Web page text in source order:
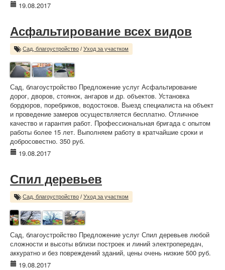
19.08.2017
Асфальтирование всех видов
Сад, благоустройство / Уход за участком
Сад, благоустройство Предложение услуг Асфальтирование
дорог, дворов, стоянок, ангаров и др. объектов. Установка
бордюров, поребриков, водостоков. Выезд специалиста на объект
и проведение замеров осуществляется бесплатно. Отличное
качество и гарантия работ. Профессиональная бригада с опытом
работы более 15 лет. Выполняем работу в кратчайшие сроки и
добросовестно. 350 руб.
19.08.2017
Спил деревьев
Сад, благоустройство / Уход за участком
Сад, благоустройство Предложение услуг Спил деревьев любой
сложности и высоты вблизи построек и линий электропередач,
аккуратно и без повреждений зданий, цены очень низкие 500 руб.
19.08.2017